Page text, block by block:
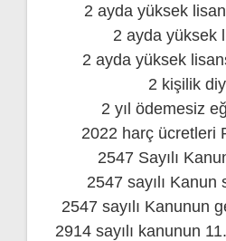
2 ayda yüksek
2 ayda yüksek
2 ayda yüksek
2 kişilik
2 yıl ödemesiz
2022 harç ücretleri
2547 Sayılı
2547 sayılı Kanun
2547 sayılı Kanunun
2914 sayılı kanunun